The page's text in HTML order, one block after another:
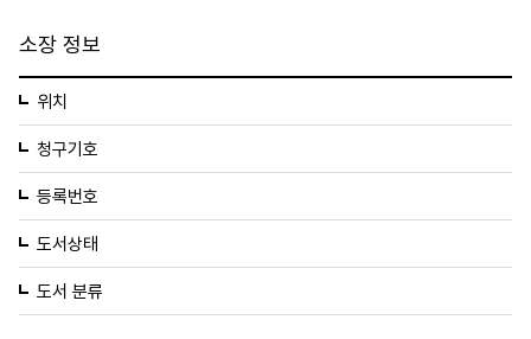
소장 정보
위치
청구기호
등록번호
도서상태
도서 분류